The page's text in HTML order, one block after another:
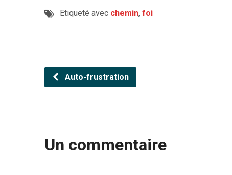
Etiqueté avec chemin, foi
Auto-frustration
Un commentaire